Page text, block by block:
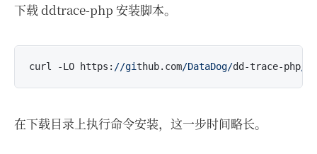
下载 ddtrace-php 安装脚本。
curl -LO https: //github.com/DataDog/dd-trace-php/
在下载目录上执行命令安装，这一步时间略长。